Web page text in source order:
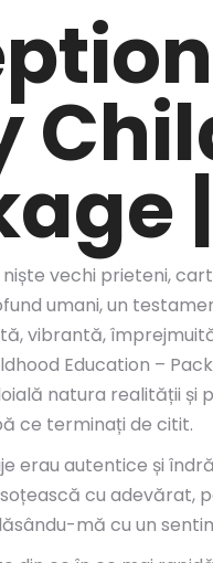
vechi prieteni,
umani, un
vibrantă,
Education –
natura realității și
ce terminați de citit.
erau autentice și
cu adevărat,
mă cu un